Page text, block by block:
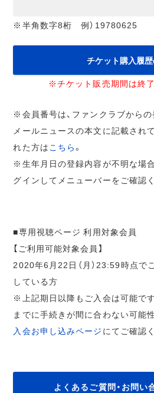
※半角数字8桁 例）19780625
チケット購入履
※チケット販売期間は終了
※会員番号は、ファンクラブからの
メールニュースの本文に記載され
れた方は こちら。
※生年月日の登録内容が不明な場合
グインしてメニューバーをご確認
■専用視聴ページ 利用対象会員
【ご利用可能対象会員】
2020年6月22日（月）23:59時点で
している方
※上記期日以降もご入会は可能で
までに手続きが間に合わない可能
入会お申し込みページ にてご確認
よくあるご質問・お問い